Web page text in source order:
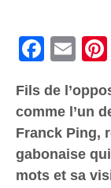
Facebook
Email
Fils de
comme l’un
Franck Ping,
gabonaise
mots et sa